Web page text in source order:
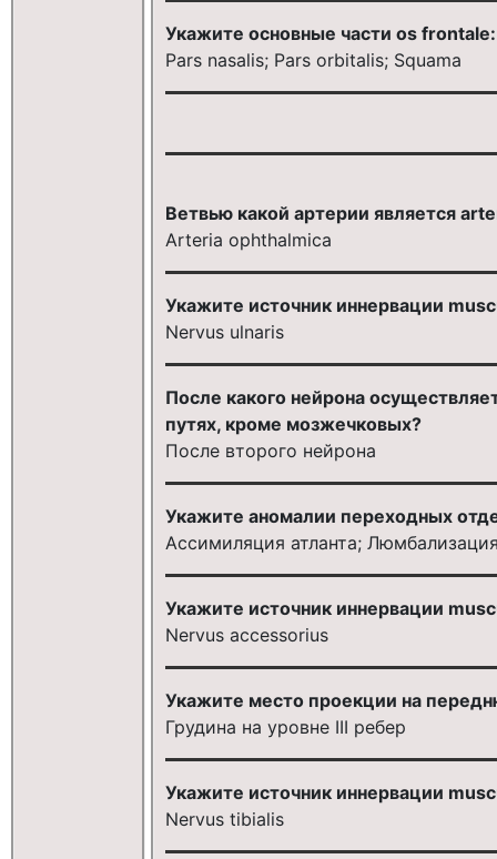
Укажите основные части os frontale:
Pars nasalis; Pars orbitalis; Squama
Ветвью какой артерии является
Arteria ophthalmica
Укажите источник иннервации
Nervus ulnaris
После какого нейрона
путях, кроме мозжечковых?
После второго нейрона
Укажите аномалии переходных
Ассимиляция атланта;
Укажите источник иннервации
Nervus accessorius
Укажите место проекции на
Грудина на уровне III ребер
Укажите источник иннервации
Nervus tibialis